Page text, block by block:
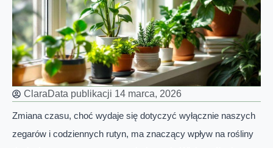
ClaraData publikacji 14 marca, 2026
Zmiana czasu, choć wydaje się dotyczyć wyłącznie naszych
zegarów i codziennych rutyn, ma znaczący wpływ na rośliny